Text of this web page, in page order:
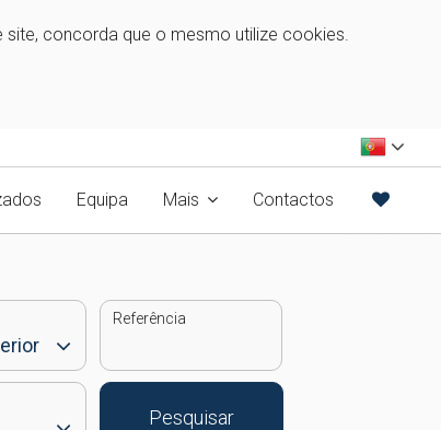
concorda que o mesmo utilize cookies.
Equipa Mais Contactos
Referência
Pesquisar